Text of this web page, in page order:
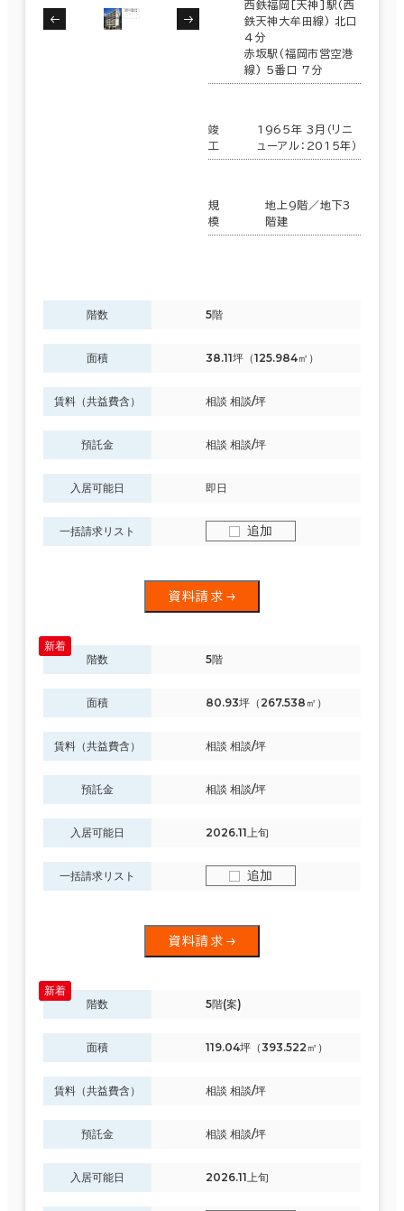
西鉄福岡[天神]駅(西
鉄天神大牟田線) 北口
4分
赤坂駅(福岡市営空港
線) 5番口 7分
竣
工
1965年 3月（リニ
ューアル：2015年）
規
模
地上9階／地下3
階建
階数 5階
面積 38.11坪（125.984㎡）
賃料（共益費含） 相談 相談/坪
預託金 相談 相談/坪
入居可能日 即日
一括請求リスト 追加
資料請求
階数 5階
面積 80.93坪（267.538㎡）
賃料（共益費含） 相談 相談/坪
預託金 相談 相談/坪
入居可能日 2026.11上旬
一括請求リスト 追加
資料請求
階数 5階(案)
面積 119.04坪（393.522㎡）
賃料（共益費含） 相談 相談/坪
預託金 相談 相談/坪
入居可能日 2026.11上旬